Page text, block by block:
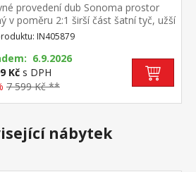
provedení dub Sonoma prostor
v poměru 2:1 širší část šatní tyč, užší
variabilní police, 2 zásuvky ke skříni je
dokoupit nástavec IN405069
IN405879
6.9.2026
Kč s DPH
7 599 Kč **
nábytek